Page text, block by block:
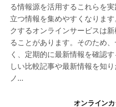
る情報源を活用するこれらを
立つ情報を集めやすくなりま
クするオンラインサービスは
ることがあります。そのため
く、定期的に最新情報を確認
しい比較記事や最新情報を知
ノ…
オンライン